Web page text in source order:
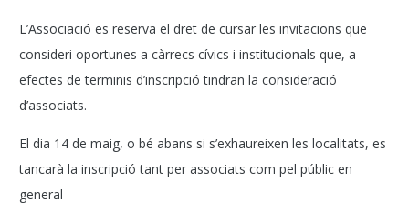
L’Associació es reserva el dret de cursar les invitacions que
consideri oportunes a càrrecs cívics i institucionals que, a
efectes de terminis d’inscripció tindran la consideració
d’associats.
El dia 14 de maig, o bé abans si s’exhaureixen les localitats, es
tancarà la inscripció tant per associats com pel públic en
general